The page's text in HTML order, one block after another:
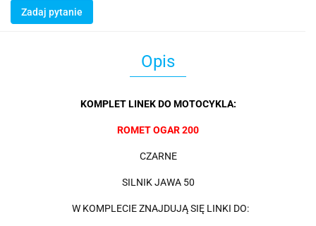
Zadaj pytanie
Opis
KOMPLET LINEK DO MOTOCYKLA:
ROMET OGAR 200
CZARNE
SILNIK JAWA 50
W KOMPLECIE ZNAJDUJĄ SIĘ LINKI DO: